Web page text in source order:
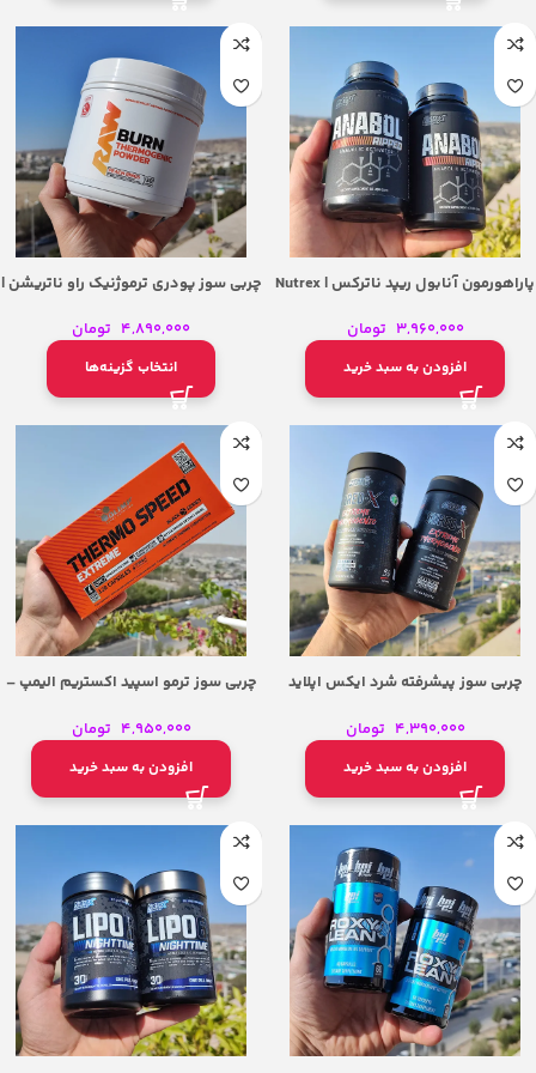
پاراهورمون آنابول ریپد ناترکس | Nutrex
3,960,000 تومان
افزودن به سبد خرید
چربی سوز پودری ترموژنیک راو ناتریشن |
POWDER
4,890,000 تومان
انتخاب گزینه‌ها
چربی سوز پیشرفته شرد ایکس اپلاید
4,390,000 تومان
افزودن به سبد خرید
چربی سوز ترمو اسپید اکستریم الیمپ –
4,950,000 تومان
افزودن به سبد خرید